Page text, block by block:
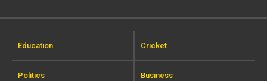
Education Cricket
Politics Business